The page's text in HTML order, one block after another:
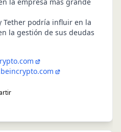
Tether podría influir en la
la gestión de sus deudas